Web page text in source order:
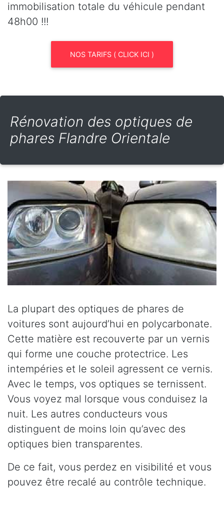
immobilisation totale du véhicule pendant
48h00 !!!
NOS TARIFS ( CLICK ICI )
Rénovation des optiques de
phares Flandre Orientale
La plupart des optiques de phares de
voitures sont aujourd’hui en polycarbonate.
Cette matière est recouverte par un vernis
qui forme une couche protectrice. Les
intempéries et le soleil agressent ce vernis.
Avec le temps, vos optiques se ternissent.
Vous voyez mal lorsque vous conduisez la
nuit. Les autres conducteurs vous
distinguent de moins loin qu’avec des
optiques bien transparentes.
De ce fait, vous perdez en visibilité et vous
pouvez être recalé au contrôle technique.